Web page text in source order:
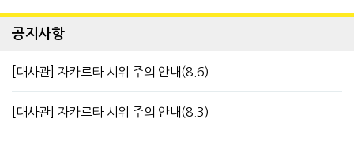
공지사항
[대사관] 자카르타 시위 주의 안내(8.6)
[대사관] 자카르타 시위 주의 안내(8.3)